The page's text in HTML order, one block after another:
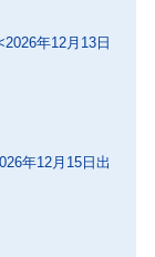
年12月13日
年12月15日出